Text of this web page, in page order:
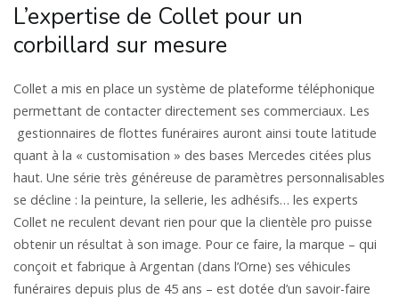
L’expertise de Collet pour un
corbillard sur mesure
Collet a mis en place un système de plateforme téléphonique
permettant de contacter directement ses commerciaux. Les
gestionnaires de flottes funéraires auront ainsi toute latitude
quant à la « customisation » des bases Mercedes citées plus
haut. Une série très généreuse de paramètres personnalisables
se décline : la peinture, la sellerie, les adhésifs… les experts
Collet ne reculent devant rien pour que la clientèle pro puisse
obtenir un résultat à son image. Pour ce faire, la marque – qui
conçoit et fabrique à Argentan (dans l’Orne) ses véhicules
funéraires depuis plus de 45 ans – est dotée d’un savoir-faire